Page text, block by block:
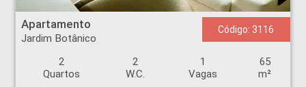
Apartamento - Jardim Botânico - Ribeirão Preto
Apartamento
Jardim Botânico
Código: 3116
2
Quartos
2
W.C.
1
Vagas
65
m²